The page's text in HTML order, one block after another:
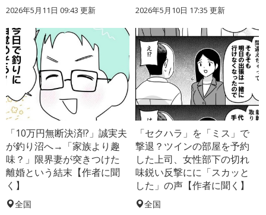
2026年5月11日 09:43 更新 2026年5月10日 17:35 更新
「10万円無断決済!?」誠実夫
が釣り沼へ→「家族より趣
味？」限界妻が突きつけた
離婚という結末【作者に聞
く】
全国
「セクハラ」を「ミス」で
撃退？ツインの部屋を予約
した上司、女性部下の切れ
味鋭い反撃にに「スカッと
した」の声【作者に聞く】
全国